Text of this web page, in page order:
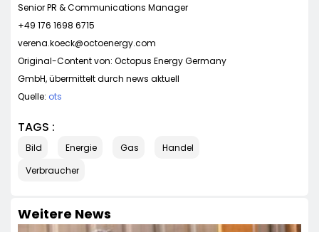
Senior PR & Communications Manager
+49 176 1698 6715
verena.koeck@octoenergy.com
Original-Content von: Octopus Energy Germany
GmbH, übermittelt durch news aktuell
Quelle: ots
TAGS :
Bild Energie Gas
Handel
Verbraucher
Weitere News